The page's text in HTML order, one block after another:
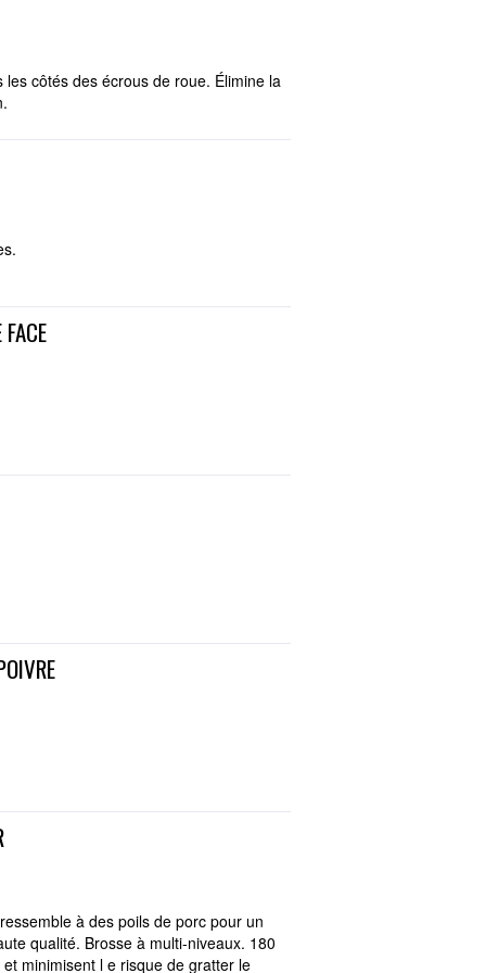
côtés des écrous de roue. Élimine la
à des poils de porc pour un
qualité. Brosse à multi-niveaux. 180
minimisent l e risque de gratter le